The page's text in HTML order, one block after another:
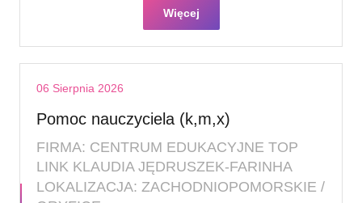
Więcej
06 Sierpnia 2026
Pomoc nauczyciela (k,m,x)
FIRMA: CENTRUM EDUKACYJNE TOP
LINK KLAUDIA JĘDRUSZEK-FARINHA
LOKALIZACJA: ZACHODNIOPOMORSKIE /